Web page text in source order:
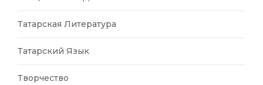
Татарская Литература
Татарский Язык
Творчество